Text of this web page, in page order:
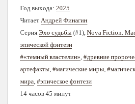
Год выхода: 2025
Читает Андрей Финагин
Серия Эхо судьбы (#1), Nova Fiction.
эпической фэнтези
#«темный властелин» #древние
артефакты #магические миры
мира #эпическое фэнтези
14 часов 45 минут